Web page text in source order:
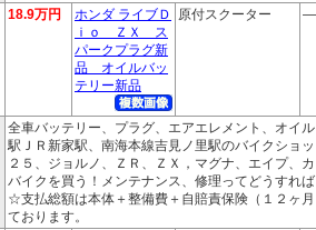
18.9万円
ホンダ ライブＤ
ｉｏ ＺＸ ス
パークプラグ新
品 オイルバッ
テリー新品
原付スクーター ―
全車バッテリー、プラグ、エアエレメント、オイ
駅ＪＲ新家駅、南海本線吉見ノ里駅のバイクショ
２５、ジョルノ、ＺＲ、ＺＸ，マグナ、エイプ、
バイクを買う！メンテナンス、修理ってどうすれ
☆支払総額は本体＋整備費＋自賠責保険（１２ヶ
ております。